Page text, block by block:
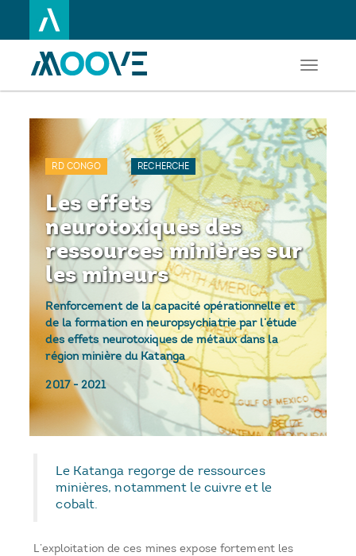
au
principal
Toggle
RD CONGO RECHERCHE
Les effets
neurotoxiques des
ressources minières sur
les mineurs
Renforcement de la capacité opérationnelle et
de la formation en neuropsychiatrie par l’étude
des effets neurotoxiques de métaux dans la
région minière du Katanga
2017-2021
Le Katanga regorge de ressources
minières, notamment le cuivre et le
cobalt.
L’exploitation de ces mines expose fortement les